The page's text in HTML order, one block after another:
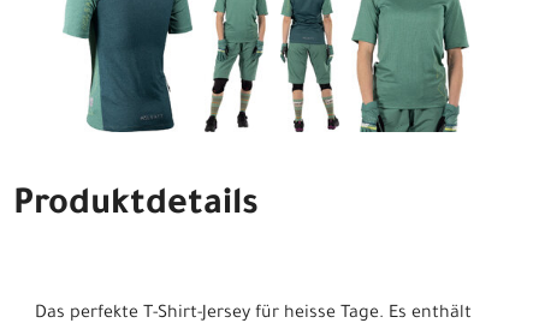
Produktdetails
Das perfekte T-Shirt-Jersey für heisse Tage. Es enthält